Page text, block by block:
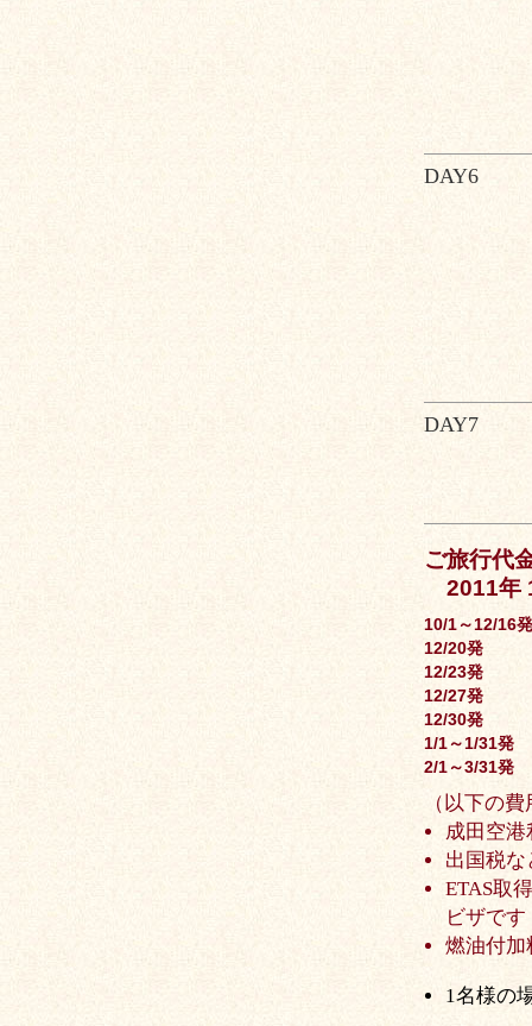
DAY6
DAY7
ご旅行代
2011年
10/1～12/16発
12/20発
12/23発
12/27発
12/30発
1/1～1/31発
2/1～3/31発
（以下の
成田空港
出国税な
ETAS取
ビザです
燃油付加
1名様の